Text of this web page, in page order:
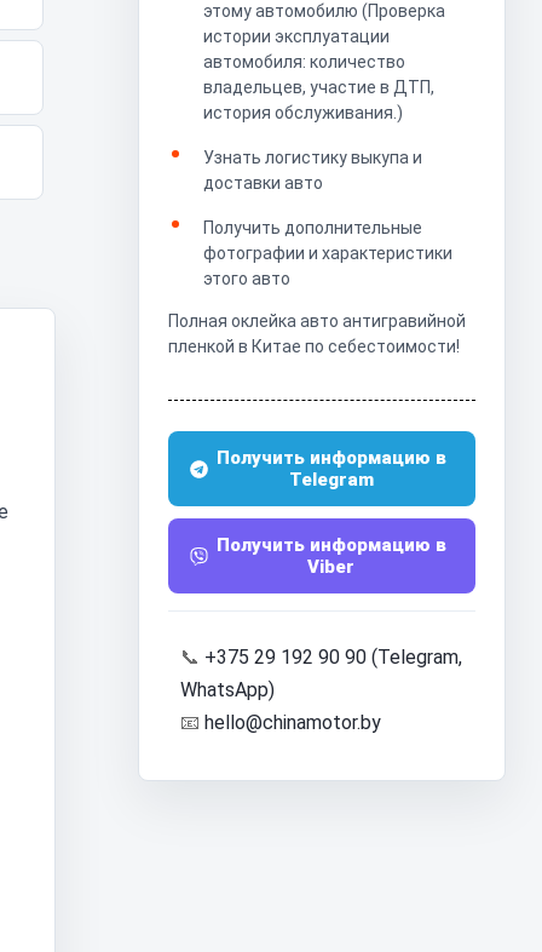
этому автомобилю (Проверка
истории эксплуатации
автомобиля: количество
владельцев, участие в ДТП,
история обслуживания.)
Узнать логистику выкупа и
доставки авто
Получить дополнительные
фотографии и характеристики
этого авто
Полная оклейка авто антигравийной
пленкой в Китае по себестоимости!
Получить информацию в
Telegram
Получить информацию в
Viber
📞 +375 29 192 90 90 (Telegram,
WhatsApp)
📧 hello@chinamotor.by